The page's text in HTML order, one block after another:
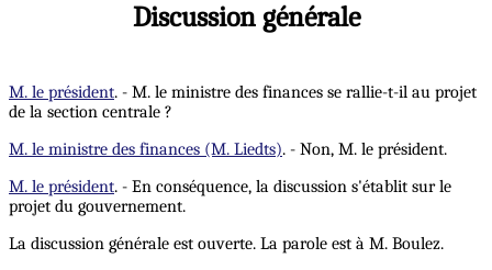
Discussion générale
M. le président. - M. le ministre des finances se rallie-t-il au projet
de la section centrale ?
M. le ministre des finances (M. Liedts). - Non, M. le président.
M. le président. - En conséquence, la discussion s'établit sur le
projet du gouvernement.
La discussion générale est ouverte. La parole est à M. Boulez.